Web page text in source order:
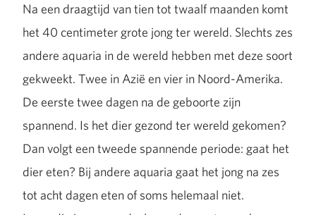
Na een draagtijd van tien tot twaalf maanden komt
het 40 centimeter grote jong ter wereld. Slechts zes
andere aquaria in de wereld hebben met deze soort
gekweekt. Twee in Azië en vier in Noord-Amerika.
De eerste twee dagen na de geboorte zijn
spannend. Is het dier gezond ter wereld gekomen?
Dan volgt een tweede spannende periode: gaat het
dier eten? Bij andere aquaria gaat het jong na zes
tot acht dagen eten of soms helemaal niet.